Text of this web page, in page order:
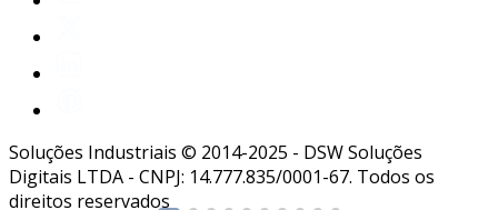
Soluções Industriais © 2014-2025 - DSW Soluções
Digitais LTDA - CNPJ: 14.777.835/0001-67. Todos os
direitos reservados